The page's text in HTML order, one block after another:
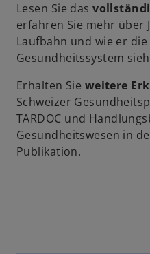
Lesen Sie das
erfahren Sie mehr über
Laufbahn und wie er
Gesundheitssystem
Erhalten Sie weitere
Schweizer
TARDOC und
Gesundheitswesen in
Publikation.